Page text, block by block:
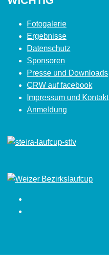
Fotogalerie
Ergebnisse
Datenschutz
Sponsoren
Presse und Downloads
CRW auf facebook
Impressum und Kontakt
Anmeldung